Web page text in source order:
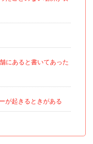
にあると書いてあった
が起きるときがある